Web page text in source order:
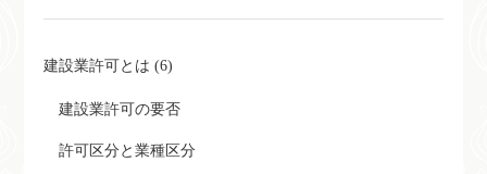
建設業許可とは (6)
建設業許可の要否
許可区分と業種区分